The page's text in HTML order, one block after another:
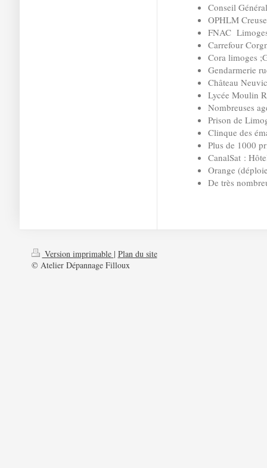
Conseil
OPHLM
FNAC
Carrefour
Cora limoges
Gendarmerie
Château
Lycée Moulin
Nombreuses
Prison de
Clinque des
Plus de 1000
CanalSat :
Orange
De très
Version imprimable | Plan du site
© Atelier Dépannage Filloux